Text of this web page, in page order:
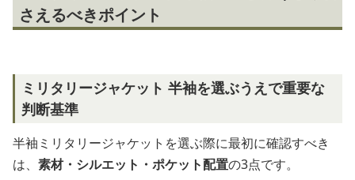
さえるべきポイント
ミリタリージャケット 半袖を選ぶうえで重要な
判断基準
半袖ミリタリージャケットを選ぶ際に最初に確認すべき
は、 素材・シルエット・ポケット配置の3点です。